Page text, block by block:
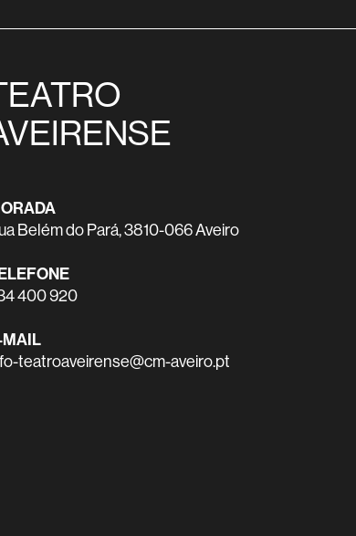
Belém do Pará, 3810-066 Aveiro
400 920
MAIL
teatroaveirense@cm-aveiro.pt